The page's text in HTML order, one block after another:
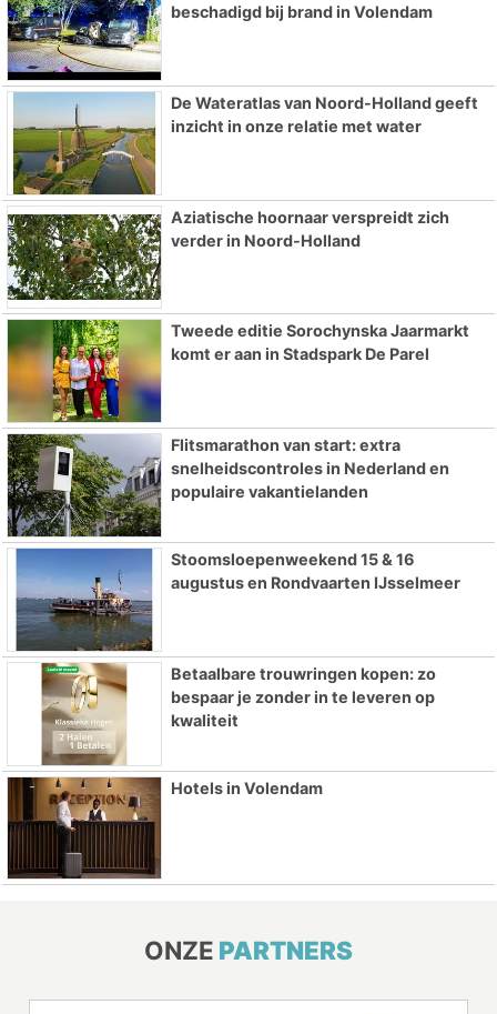
beschadigd bij brand in Volendam
De Wateratlas van Noord-Holland geeft
inzicht in onze relatie met water
Aziatische hoornaar verspreidt zich
verder in Noord-Holland
Tweede editie Sorochynska Jaarmarkt
komt er aan in Stadspark De Parel
Flitsmarathon van start: extra
snelheidscontroles in Nederland en
populaire vakantielanden
Stoomsloepenweekend 15 & 16
augustus en Rondvaarten IJsselmeer
Betaalbare trouwringen kopen: zo
bespaar je zonder in te leveren op
kwaliteit
Hotels in Volendam
ONZE PARTNERS